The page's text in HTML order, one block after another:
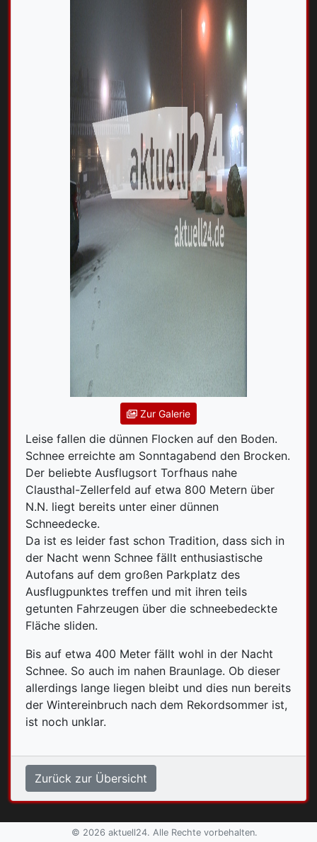
Zur Galerie
Leise fallen die dünnen Flocken auf den Boden.
Schnee erreichte am Sonntagabend den Brocken.
Der beliebte Ausflugsort Torfhaus nahe
Clausthal-Zellerfeld auf etwa 800 Metern über
N.N. liegt bereits unter einer dünnen
Schneedecke.
Da ist es leider fast schon Tradition, dass sich in
der Nacht wenn Schnee fällt enthusiastische
Autofans auf dem großen Parkplatz des
Ausflugpunktes treffen und mit ihren teils
getunten Fahrzeugen über die schneebedeckte
Fläche sliden.
Bis auf etwa 400 Meter fällt wohl in der Nacht
Schnee. So auch im nahen Braunlage. Ob dieser
allerdings lange liegen bleibt und dies nun bereits
der Wintereinbruch nach dem Rekordsommer ist,
ist noch unklar.
Zurück zur Übersicht
© 2026 aktuell24. Alle Rechte vorbehalten.